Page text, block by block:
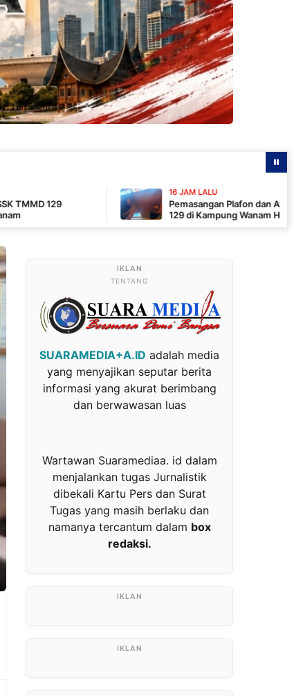
16 JAM LALU
Pemasangan Plafon dan Atap, Pembangunan
129 di Kampung Wanam Hampir Rampung
TENTANG
SUARAMEDIA+A.ID adalah media
yang menyajikan seputar berita
informasi yang akurat berimbang
dan berwawasan luas
Wartawan Suaramediaa. id dalam
menjalankan tugas Jurnalistik
dibekali Kartu Pers dan Surat
Tugas yang masih berlaku dan
namanya tercantum dalam box
redaksi.